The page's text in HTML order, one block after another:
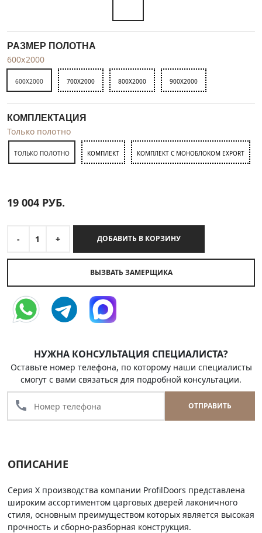
РАЗМЕР ПОЛОТНА
600x2000
600X2000 700X2000 800X2000 900X2000
КОМПЛЕКТАЦИЯ
Только полотно
ТОЛЬКО ПОЛОТНО КОМПЛЕКТ КОМПЛЕКТ С МОНОБЛОКОМ EXPORT
19 004 РУБ.
- 1 + ДОБАВИТЬ В КОРЗИНУ
ВЫЗВАТЬ ЗАМЕРЩИКА
НУЖНА КОНСУЛЬТАЦИЯ СПЕЦИАЛИСТА?
Оставьте номер телефона, по которому наши специалисты
смогут с вами связаться для подробной консультации.
call ОТПРАВИТЬ
ОПИСАНИЕ
Серия Х производства компании ProfilDoors представлена
широким ассортиментом царговых дверей лаконичного
стиля, основным преимуществом которых является высокая
прочность и сборно-разборная конструкция.